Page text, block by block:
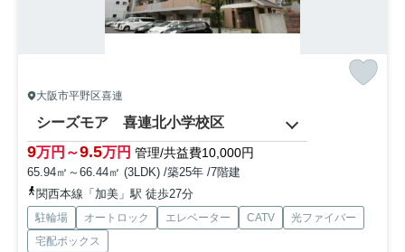
大阪市平野区喜連
シーズモア 喜連北小学校区
9万円～9.5万円 管理/共益費10,000円
65.94㎡～66.44㎡ (3LDK) /築25年 /7階建
関西本線「加美」駅 徒歩27分
駐輪場 オートロック エレベーター CATV
光ファイバー
宅配ボックス